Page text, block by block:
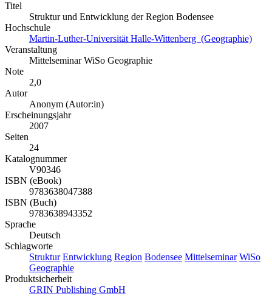
Titel
Struktur und Entwicklung der Region Bodensee
Hochschule
Martin-Luther-Universität Halle-Wittenberg (Geographie)
Veranstaltung
Mittelseminar WiSo Geographie
Note
2,0
Autor
Anonym (Autor:in)
Erscheinungsjahr
2007
Seiten
24
Katalognummer
V90346
ISBN (eBook)
9783638047388
ISBN (Buch)
9783638943352
Sprache
Deutsch
Schlagworte
Struktur Entwicklung Region Bodensee Mittelseminar WiSo
Geographie
Produktsicherheit
GRIN Publishing GmbH